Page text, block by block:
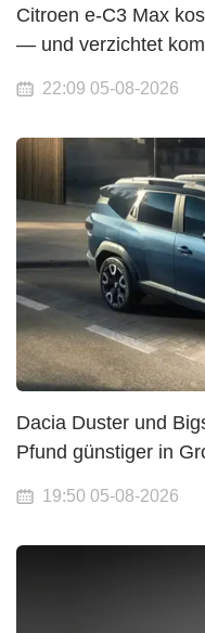
Citroen e-C3 Max
— und verzichtet
22:09 05-08-2026
Dacia Duster und
Pfund günstiger in
19:50 05-08-2026